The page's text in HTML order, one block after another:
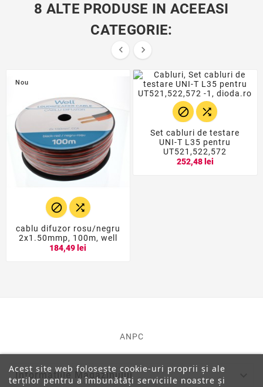
8 ALTE PRODUSE IN ACEEASI
CATEGORIE:
 
Nou
 
cablu difuzor rosu/negru
2x1.50mmp, 100m, well
184,49 lei
 
Set cabluri de testare
UNI-T L35 pentru
UT521,522,572
252,48 lei
ANPC
Informatiile Magazinului
Acest site web folosește cookie-uri proprii și ale
terților pentru a îmbunătăți serviciile noastre și